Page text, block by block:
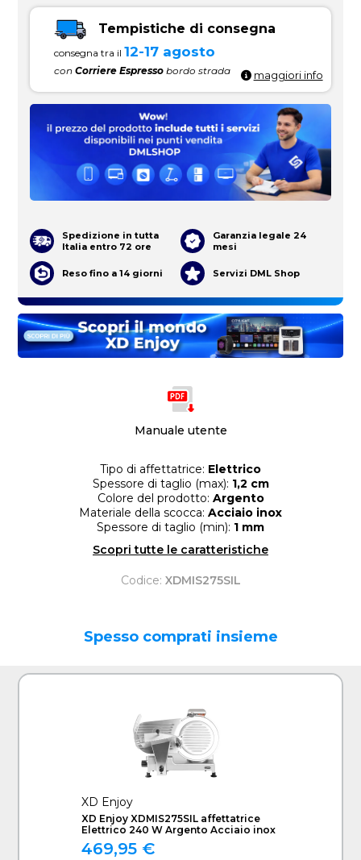
Manuale utente
Tipo di affettatrice: Elettrico
Spessore di taglio (max): 1,2 cm
Colore del prodotto: Argento
Materiale della scocca: Acciaio inox
Spessore di taglio (min): 1 mm
Scopri tutte le caratteristiche
Codice: XDMIS275SIL
Tempistiche di consegna
consegna tra il 12-17 agosto
conCorriere Espresso bordo strada maggiori info
Spedizione in tutta
Italia entro 72 ore
Garanzia legale 24
mesi
Reso fino a 14 giorni Servizi DML Shop
Spesso comprati insieme
XD Enjoy
XD Enjoy XDMIS275SIL affettatrice
Elettrico 240 W Argento Acciaio inox
469,95 €